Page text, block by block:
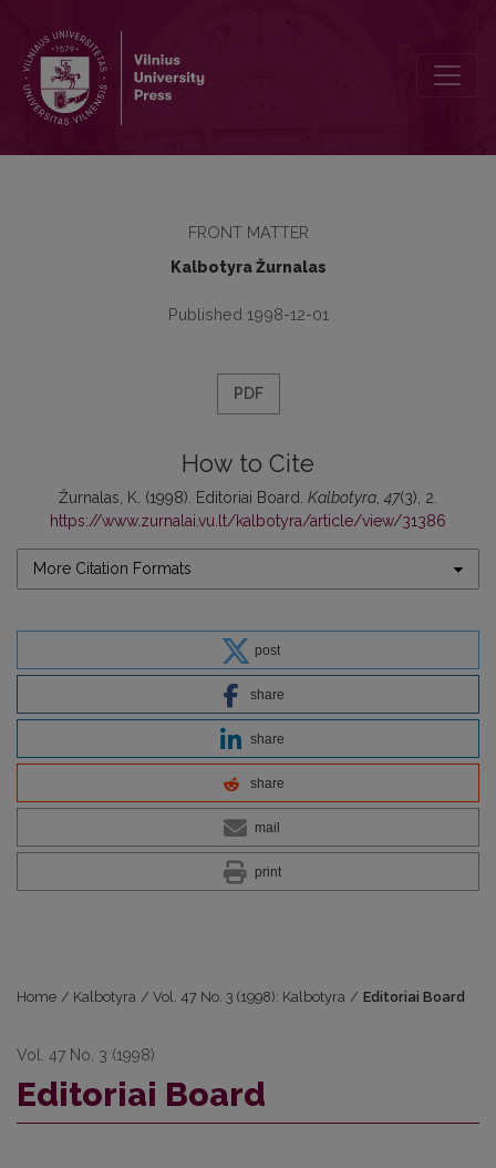
FRONT MATTER
Kalbotyra Žurnalas
Published 1998-12-01
PDF
How to Cite
Žurnalas, K. (1998). Editoriai Board. Kalbotyra ,47(3), 2.
https://www.zurnalai.vu.lt/kalbotyra/article/view/31386
More Citation Formats
post
share
share
share
mail
print
Home / Kalbotyra / Vol. 47 No. 3 (1998): Kalbotyra / Editoriai Board
Vol. 47 No. 3 (1998)
Editoriai Board